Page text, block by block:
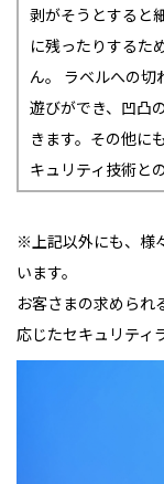
剥がそうとすると
に残ったりするた
ん。 ラベルへの切
遊びができ、凹凸
きます。その他に
キュリティ技術と
※上記以外にも、様
います。
お客さまの求められ
応じたセキュリティ